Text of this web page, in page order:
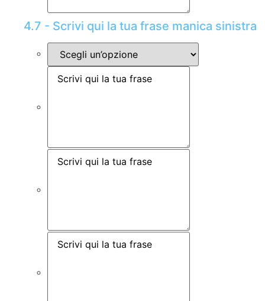
4.7 - Scrivi qui la tua frase manica sinistra